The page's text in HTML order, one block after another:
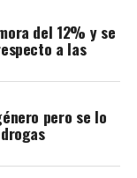
del 12% y se
a las
pero se lo